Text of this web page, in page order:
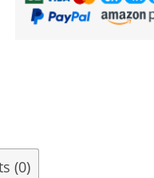
(0)